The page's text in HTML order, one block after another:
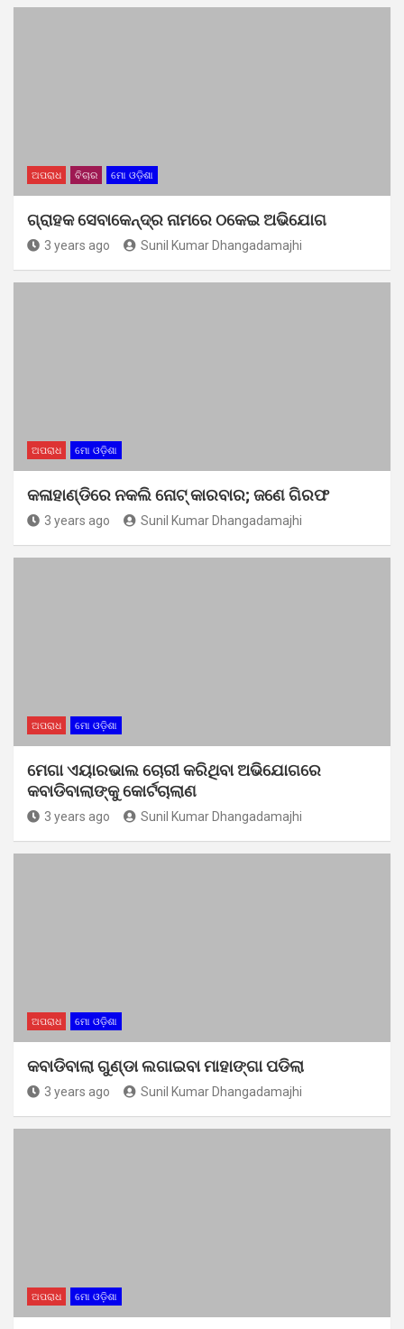
ଅପରାଧ ବିଚାର ମୋ ଓଡ଼ିଶା
ଗ୍ରାହକ ସେବାକେନ୍ଦ୍ର ନାମରେ ଠକେଇ ଅଭିଯୋଗ ‌
3 years ago Sunil Kumar Dhangadamajhi
ଅପରାଧ ମୋ ଓଡ଼ିଶା
କଳାହାଣ୍ଡିରେ ନକଲି ନୋଟ୍ କାରବାର; ଜଣେ ଗିରଫ
3 years ago Sunil Kumar Dhangadamajhi
ଅପରାଧ ମୋ ଓଡ଼ିଶା
ମେଗା ଏୟାରଭାଲ ଚୋରୀ କରିଥିବା ଅଭିଯୋଗରେ
କବାଡିବାଲାଙ୍କୁ କୋର୍ଟଚାଲାଣ
3 years ago Sunil Kumar Dhangadamajhi
ଅପରାଧ ମୋ ଓଡ଼ିଶା
କବାଡିବାଲା ଗୁଣ୍ଡା ଲଗାଇବା ମାହାଙ୍ଗା ପଡିଲା
3 years ago Sunil Kumar Dhangadamajhi
ଅପରାଧ ମୋ ଓଡ଼ିଶା